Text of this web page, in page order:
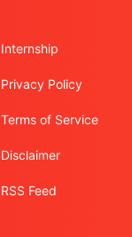
Internship
Privacy Policy
Terms of Service
Disclaimer
RSS Feed